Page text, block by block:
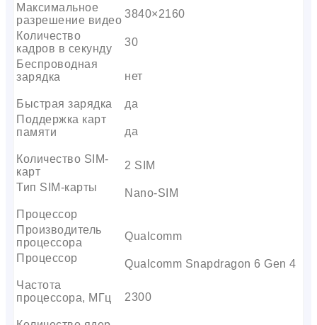
Максимальное
разрешение видео
3840×2160
Количество
кадров в секунду
30
Беспроводная
зарядка
нет
Быстрая зарядка
да
Поддержка карт
памяти
да
Количество SIM-
карт
2 SIM
Тип SIM-карты
Nano-SIM
Процессор
Производитель
процессора
Qualcomm
Процессор
Qualcomm Snapdragon 6 Gen 4
Частота
процессора, МГц
2300